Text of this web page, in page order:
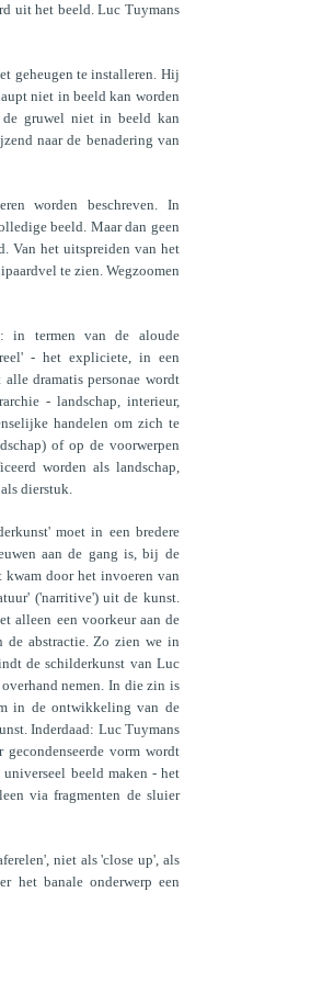
uit het beeld. Luc Tuymans
geheugen te installeren. Hij
niet in beeld kan worden
de gruwel niet in beeld kan
naar de benadering van
worden beschreven. In
beeld. Maar dan geen
Van het uitspreiden van het
te zien. Wegzoomen
in termen van de aloude
- het expliciete, in een
dramatis personae wordt
- landschap, interieur,
handelen om zich te
of op de voorwerpen
worden als landschap,
dierstuk.
moet in een bredere
aan de gang is, bij de
kwam door het invoeren van
('narritive') uit de kunst.
alleen een voorkeur aan de
de abstractie. Zo zien we in
de schilderkunst van Luc
nemen. In die zin is
in de ontwikkeling van de
Inderdaad: Luc Tuymans
vorm wordt
beeld maken - het
via fragmenten de sluier
niet als 'close up', als
het banale onderwerp een